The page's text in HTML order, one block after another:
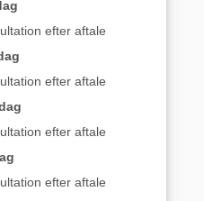
efter aftale
efter aftale
efter aftale
efter aftale